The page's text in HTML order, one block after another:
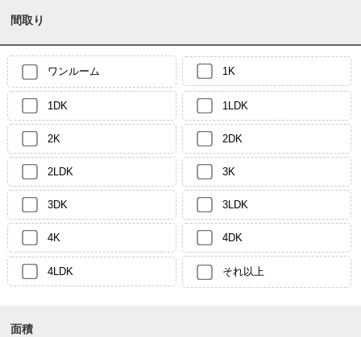
間取り
ワンルーム 1K
1DK 1LDK
2K 2DK
2LDK 3K
3DK 3LDK
4K 4DK
4LDK それ以上
面積